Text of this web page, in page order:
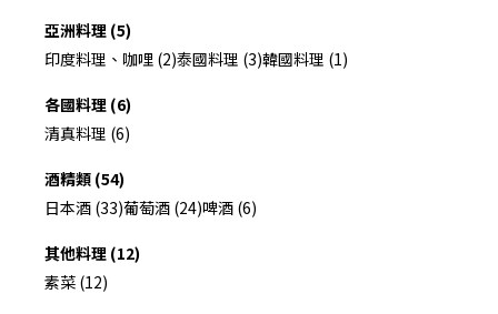
亞洲料理 (5)
印度料理、咖哩 (2)泰國料理 (3)韓國料理 (1)
各國料理 (6)
清真料理 (6)
酒精類 (54)
日本酒 (33)葡萄酒 (24)啤酒 (6)
其他料理 (12)
素菜 (12)